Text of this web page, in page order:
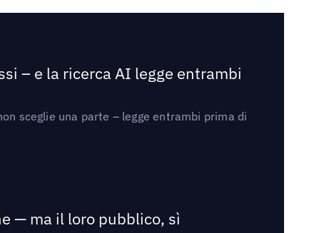
– e la ricerca AI legge entrambi
sceglie una parte – legge entrambi prima di
— ma il loro pubblico, sì